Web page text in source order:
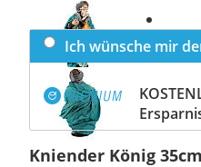
Ich wünsche mir
Kniender König